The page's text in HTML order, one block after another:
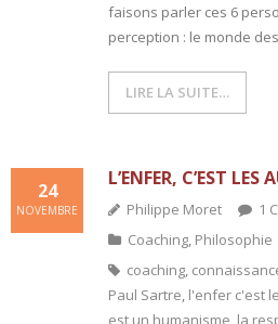
faisons parler ces 6
perception : le monde des
LIRE LA SUITE…
L’ENFER, C’EST LES
24
NOVEMBRE Philippe Moret 1
Coaching, Philosophie
coaching,
Paul Sartre, l'enfer c'est
est un humanisme, la